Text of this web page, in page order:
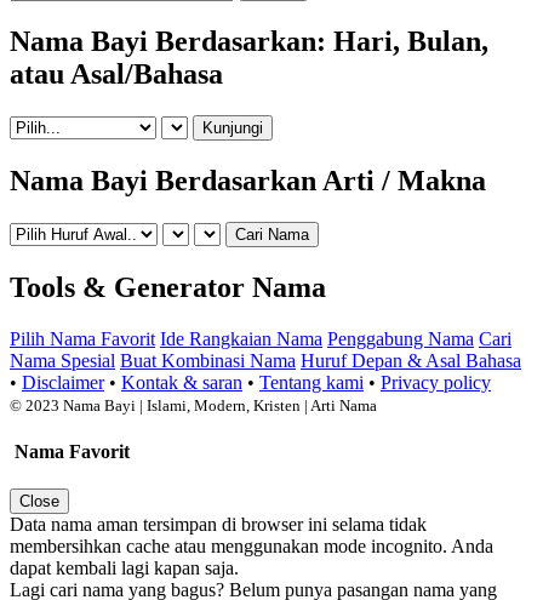
Nama Bayi Berdasarkan: Hari, Bulan,
atau Asal/Bahasa
Nama Bayi Berdasarkan Arti / Makna
Tools & Generator Nama
Pilih Nama Favorit Ide Rangkaian Nama Penggabung Nama Cari
Nama Spesial Buat Kombinasi Nama Huruf Depan & Asal Bahasa
• Disclaimer• Kontak & saran • Tentang kami • Privacy policy
© 2023 Nama Bayi | Islami, Modern, Kristen | Arti Nama
Nama Favorit
Close
Data nama aman tersimpan di browser ini selama tidak
membersihkan cache atau menggunakan mode incognito. Anda
dapat kembali lagi kapan saja.
Lagi cari nama yang bagus? Belum punya pasangan nama yang